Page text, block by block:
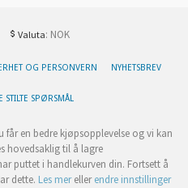
Valuta: NOK
OG PERSONVERN NYHETSBREV
STILTE SPØRSMÅL
en bedre kjøpsopplevelse og vi kan
hovedsaklig til å lagre
puttet i handlekurven din. Fortsett å
dette. Les merellerendre innstillinger